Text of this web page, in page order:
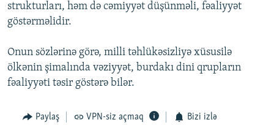
strukturları, həm də cəmiyyət düşünməli, fəaliyyət
göstərməlidir.
Onun sözlərinə görə, milli təhlükəsizliyə xüsusilə
ölkənin şimalında vəziyyət, burdakı dini qrupların
fəaliyyəti təsir göstərə bilər.
Paylaş VPN-siz açmaq Bizi izlə